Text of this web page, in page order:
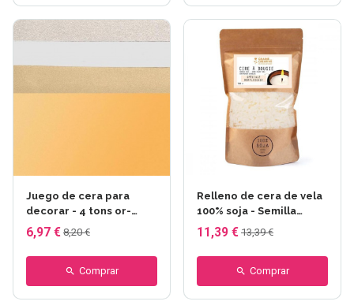
Juego de cera para
decorar - 4 tons or-
argent
6,97 € 8,20 €
Comprar
Relleno de cera de vela
100% soja - Semilla
creativa - 380 gr
11,39 € 13,39 €
Comprar